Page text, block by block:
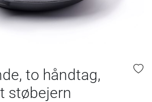
to håndtag,
støbejern